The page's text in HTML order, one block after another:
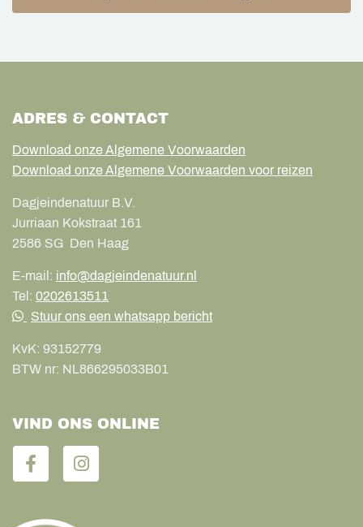
ADRES & CONTACT
Download onze Algemene Voorwaarden
Download onze Algemene Voorwaarden voor reizen
Dagjeindenatuur B.V.
Jurriaan Kokstraat 161
2586 SG Den Haag
E-mail: info@dagjeindenatuur.nl
Tel: 0202613511
Stuur ons een whatsapp bericht
KvK: 93152779
BTW nr: NL866295033B01
VIND ONS ONLINE